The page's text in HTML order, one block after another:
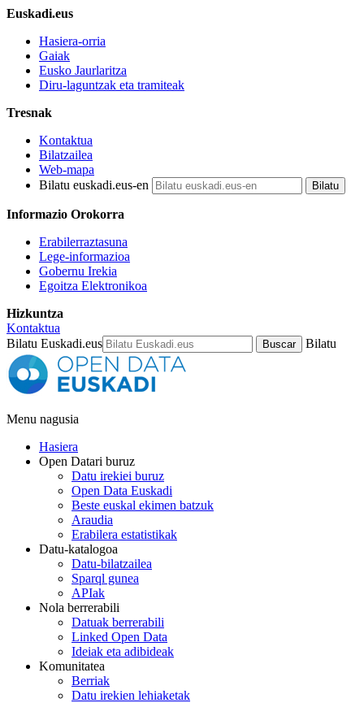
Euskadi.eus
Hasiera-orria
Gaiak
Eusko Jaurlaritza
Diru-laguntzak eta tramiteak
Tresnak
Kontaktua
Bilatzailea
Web-mapa
Bilatu euskadi.eus-en
Informazio Orokorra
Erabilerraztasuna
Lege-informazioa
Gobernu Irekia
Egoitza Elektronikoa
Hizkuntza
Kontaktua
Bilatu Euskadi.eus
Bilatu
Menu nagusia
Hasiera
Open Datari buruz
Datu irekiei buruz
Open Data Euskadi
Beste euskal ekimen batzuk
Araudia
Erabilera estatistikak
Datu-katalogoa
Datu-bilatzailea
Sparql gunea
APIak
Nola berrerabili
Datuak berrerabili
Linked Open Data
Ideiak eta adibideak
Komunitatea
Berriak
Datu irekien lehiaketak